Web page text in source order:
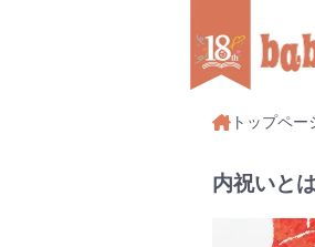
トップペー
内祝いと